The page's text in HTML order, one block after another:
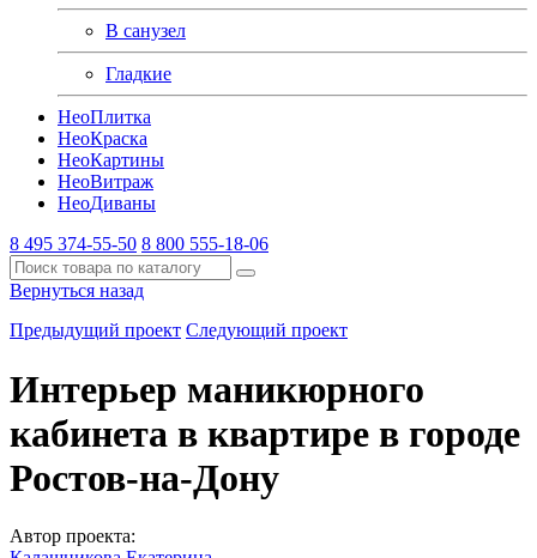
В санузел
Гладкие
НеоПлитка
НеоКраска
НеоКартины
НеоВитраж
НеоДиваны
8 495 374-55-50 8 800 555-18-06
Вернуться назад
Предыдущий проект Следующий проект
Интерьер маникюрного
кабинета в квартире в городе
Ростов-на-Дону
Автор проекта: